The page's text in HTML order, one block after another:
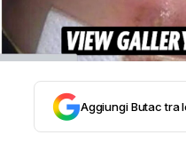
EDITORIALI
TRUFFE E SOCIAL
Aggiungi Butac tra